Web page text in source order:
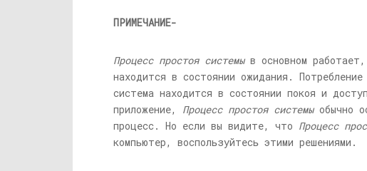
ПРИМЕЧАНИЕ-
Процесс простоя системыв основном
находится в состоянии ожидания.
система находится в состоянии покоя и
приложение, Процесс простоя системыобычно
процесс. Но если вы видите, что Процесс
компьютер, воспользуйтесь этими решениями.